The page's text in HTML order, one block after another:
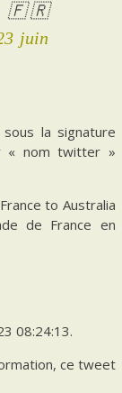
🇫🇷
juin
la signature
nom twitter »
to Australia
de France en
08:24:13.
ce tweet